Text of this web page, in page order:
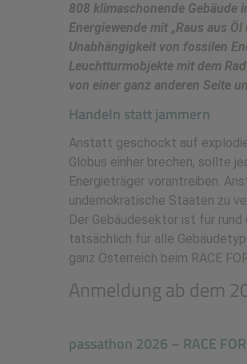
808 klimaschonende Gebäude
Energiewende mit „Raus aus
Unabhängigkeit von fossilen
Leuchtturmobjekte mit dem
von einer ganz anderen Seite
Handeln statt jammern
Anstatt geschockt auf
Globus einher brechen, sollte
Energieträger vorantreiben.
undemokratische Staaten zu
Der Gebäudesektor ist für
tatsächlich für alle
ganz Österreich beim RACE
Anmeldung ab dem
passathon 2026 – RACE